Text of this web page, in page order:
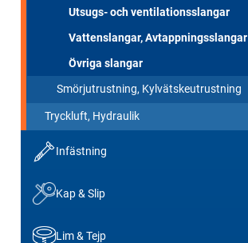
Utsugs- och ventilationsslangar
Vattenslangar, Avtappningsslangar
Övriga slangar
Smörjutrustning, Kylvätskeutrustning
Tryckluft, Hydraulik
Infästning
Kap & Slip
Lim & Tejp